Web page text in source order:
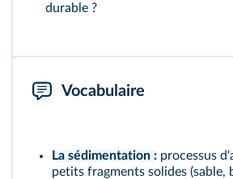
durable ?
Vocabulaire
La sédimentation : processus
petits fragments solides (sable,